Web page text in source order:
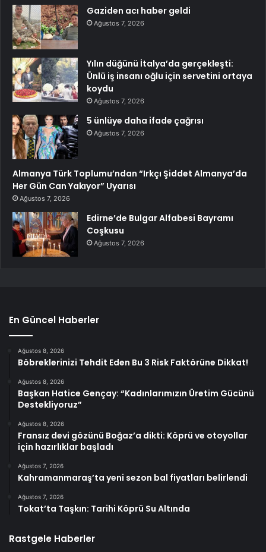
Gaziden acı haber geldi
Ağustos 7, 2026
Yılın düğünü İtalya’da gerçekleşti:
Ünlü iş insanı oğlu için servetini ortaya
koydu
Ağustos 7, 2026
5 ünlüye daha ifade çağrısı
Ağustos 7, 2026
Almanya Türk Toplumu’ndan “Irkçı Şiddet Almanya’da
Her Gün Can Yakıyor” Uyarısı
Ağustos 7, 2026
Edirne’de Bulgar Alfabesi Bayramı
Coşkusu
Ağustos 7, 2026
En Güncel Haberler
Ağustos 8, 2026
Böbreklerinizi Tehdit Eden Bu 3 Risk Faktörüne Dikkat!
Ağustos 8, 2026
Başkan Hatice Gençay: “Kadınlarımızın Üretim Gücünü
Destekliyoruz”
Ağustos 8, 2026
Fransız devi gözünü Boğaz’a dikti: Köprü ve otoyollar
için hazırlıklar başladı
Ağustos 7, 2026
Kahramanmaraş’ta yeni sezon bal fiyatları belirlendi
Ağustos 7, 2026
Tokat’ta Taşkın: Tarihi Köprü Su Altında
Rastgele Haberler